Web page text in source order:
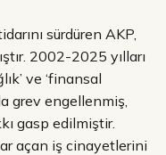
sürdüren AKP,
2002-2025 yılları
ve ‘finansal
grev engellenmiş,
gasp edilmiştir.
açan iş cinayetlerini